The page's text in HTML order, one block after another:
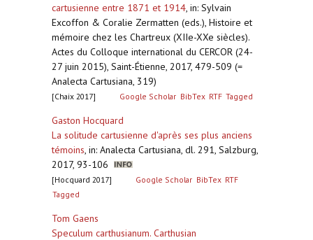
cartusienne entre 1871 et 1914, in: Sylvain
Excoffon & Coralie Zermatten (eds.), Histoire et
mémoire chez les Chartreux (XIIe-XXe siècles).
Actes du Colloque international du CERCOR (24-
27 juin 2015), Saint-Étienne, 2017, 479-509 (=
Analecta Cartusiana, 319)
[Chaix 2017] Google Scholar BibTex RTF Tagged
Gaston Hocquard
La solitude cartusienne d'après ses plus anciens
témoins, in: Analecta Cartusiana, dl. 291, Salzburg,
2017, 93-106
[Hocquard 2017] Google Scholar BibTex RTF
Tagged
Tom Gaens
Speculum carthusianum. Carthusian